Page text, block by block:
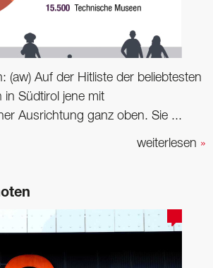
(aw) Auf der Hitliste der beliebtesten
in Südtirol jene mit
Ausrichtung ganz oben. Sie ...
weiterlesen »